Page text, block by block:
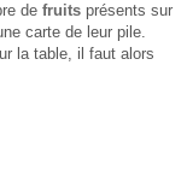
de fruits présents sur
carte de leur pile.
la table, il faut alors